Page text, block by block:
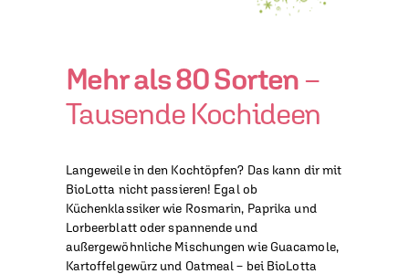
Mehr als 80 Sorten–
Tausende Kochideen
Langeweile in den Kochtöpfen? Das kann dir mit
BioLotta nicht passieren! Egal ob
Küchenklassiker wie Rosmarin, Paprika und
Lorbeerblatt oder spannende und
außergewöhnliche Mischungen wie Guacamole,
Kartoffelgewürz und Oatmeal – bei BioLotta